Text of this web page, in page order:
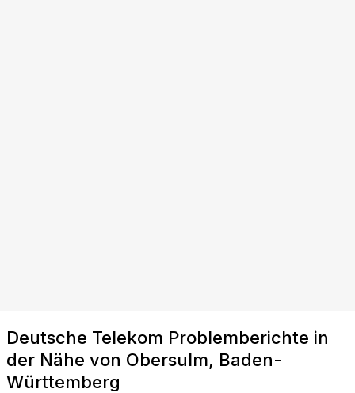
Deutsche Telekom Problemberichte in
der Nähe von Obersulm, Baden-
Württemberg